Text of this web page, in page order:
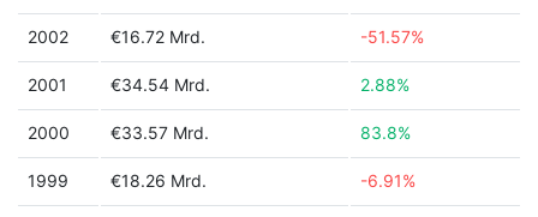
2002 €16.72 Mrd. -51.57%
2001 €34.54 Mrd. 2.88%
2000 €33.57 Mrd. 83.8%
1999 €18.26 Mrd. -6.91%